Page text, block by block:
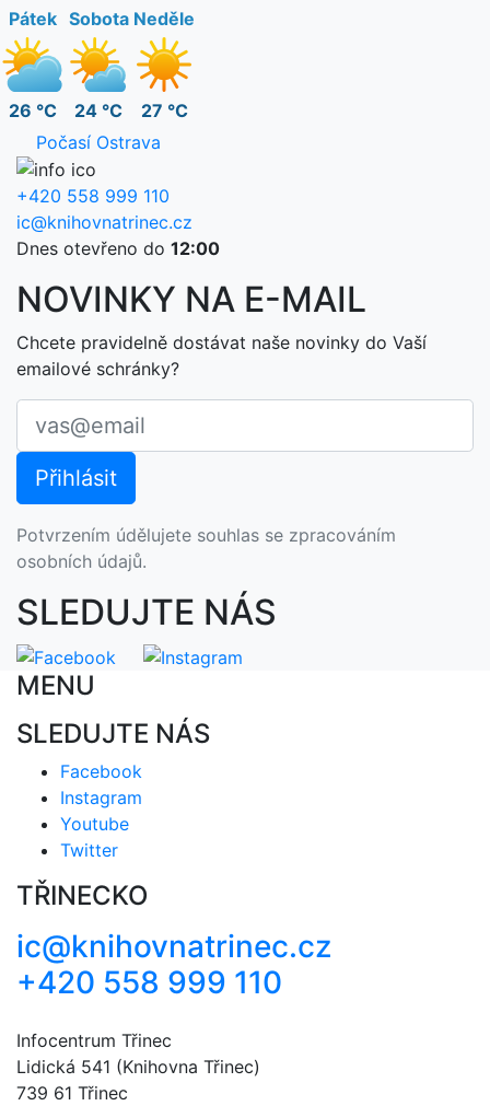
Pátek
26 °C
Sobota
24 °C
Neděle
27 °C
Počasí Ostrava
+420 558 999 110
ic@knihovnatrinec.cz
Dnes otevřeno do 12:00
NOVINKY NA E-MAIL
Chcete pravidelně dostávat naše novinky do Vaší
emailové schránky?
Potvrzením údělujete souhlas se zpracováním
osobních údajů.
SLEDUJTE NÁS
MENU
SLEDUJTE NÁS
Facebook
Instagram
Youtube
Twitter
TŘINECKO
ic@knihovnatrinec.cz
+420 558 999 110
Infocentrum Třinec
Lidická 541 (Knihovna Třinec)
739 61 Třinec